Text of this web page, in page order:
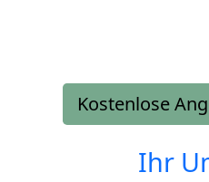
Kostenlose
Ihr